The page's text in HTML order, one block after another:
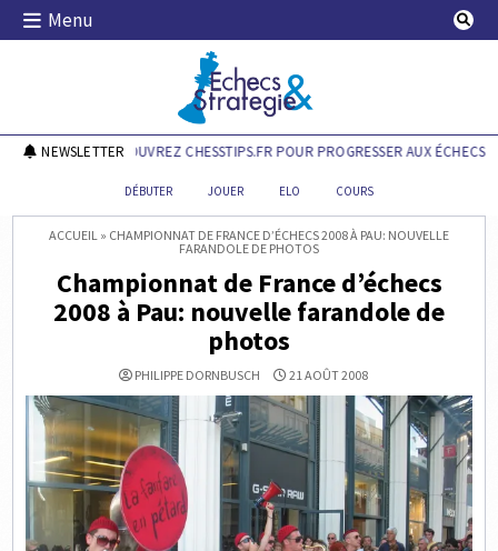
Skip
Menu
Echecs & Stratégie
NEWSLETTERDÉCOUVREZ CHESSTIPS.FR POUR PROGRESSER AUX ÉCHECS !
DÉBUTER JOUER ELO COURS
ACCUEIL » CHAMPIONNAT DE FRANCE D’ÉCHECS 2008 À PAU: NOUVELLE
FARANDOLE DE PHOTOS
Championnat de France d’échecs
2008 à Pau: nouvelle farandole de
photos
PHILIPPE DORNBUSCH 21 AOÛT 2008